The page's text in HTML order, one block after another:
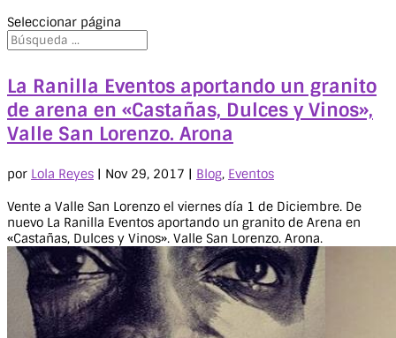
Seleccionar página
La Ranilla Eventos aportando un granito
de arena en «Castañas, Dulces y Vinos»,
Valle San Lorenzo. Arona
por Lola Reyes | Nov 29, 2017 | Blog, Eventos
Vente a Valle San Lorenzo el viernes día 1 de Diciembre. De
nuevo La Ranilla Eventos aportando un granito de Arena en
«Castañas, Dulces y Vinos». Valle San Lorenzo. Arona.